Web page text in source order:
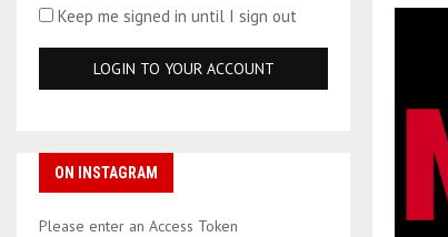
Keep me signed in until I sign out
ON INSTAGRAM
Please enter an Access Token